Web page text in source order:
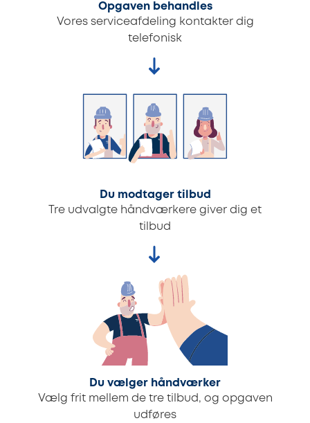
Opgaven behandles
Vores serviceafdeling kontakter dig
telefonisk
Du modtager tilbud
Tre udvalgte håndværkere giver dig et
tilbud
Du vælger håndværker
Vælg frit mellem de tre tilbud, og opgaven
udføres